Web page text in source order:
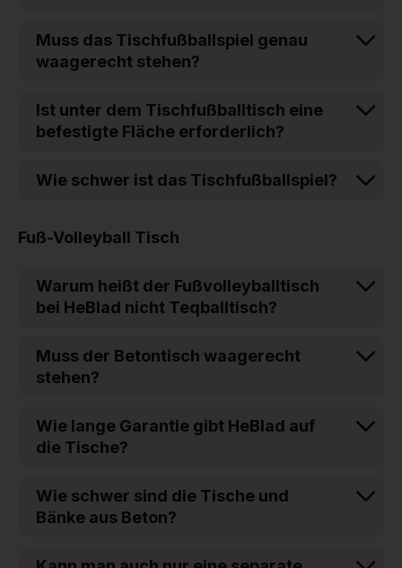
Muss das Tischfußballspiel genau
waagerecht stehen?
Ist unter dem Tischfußballtisch eine
befestigte Fläche erforderlich?
Wie schwer ist das Tischfußballspiel?
Fuß-Volleyball Tisch
Warum heißt der Fußvolleyballtisch
bei HeBlad nicht Teqballtisch?
Muss der Betontisch waagerecht
stehen?
Wie lange Garantie gibt HeBlad auf
die Tische?
Wie schwer sind die Tische und
Bänke aus Beton?